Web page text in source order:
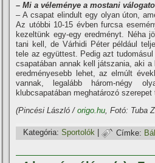
– Mi a véleménye a mostani
– A csapat elindult egy olyan úton,
Az utóbbi 10-15 évben furcsa
kezeltünk egy-egy eredményt. Néha
tani kell, de Várhidi Péter például
tele az együttest. Pedig azt
csapatában annak kell játszania, aki a
eredményesebb lehet, az elmúlt
vannak, legalább három-négy
klubcsapatában meghatározó szerepet
(Pincési László /origo.hu, Fotó: Tuba
Kategória: Sportolók | Címke: